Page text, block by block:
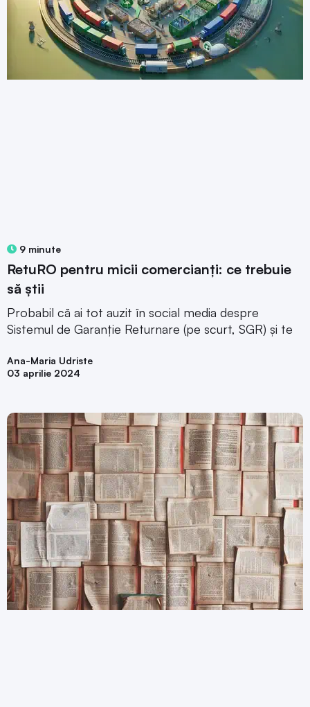
9 minute
RetuRO pentru micii comercianți: ce trebuie
să știi
Probabil că ai tot auzit în social media despre
Sistemul de Garanție Returnare (pe scurt, SGR) și te
Ana-Maria Udriste
03 aprilie 2024